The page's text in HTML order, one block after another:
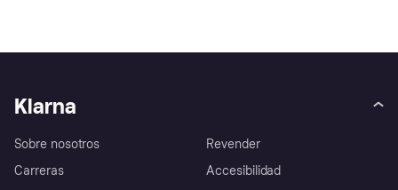
Klarna
Sobre nosotros
Carreras
Revender
Accesibilidad